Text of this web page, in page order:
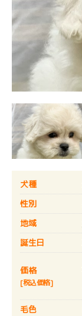
犬種
性別
地域
誕生日
価格
[税込価格]
毛色